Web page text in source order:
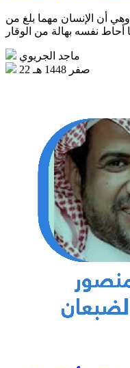
وهي أن الإنسان مهما بلغ من
ماجد الجريوي
22 صفر 1448 هـ